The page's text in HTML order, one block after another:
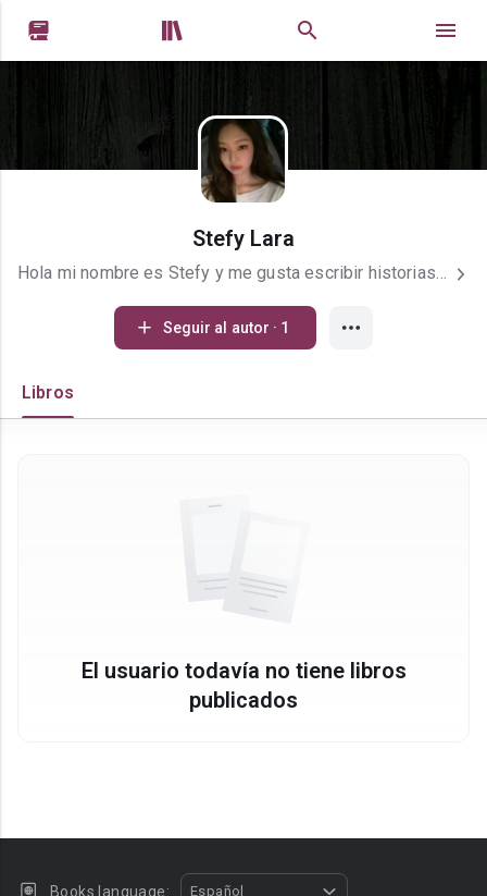
 
Stefy Lara
Hola mi nombre es Stefy y me gusta escribir historias de romance y acción; hasta el momento solo me he dedicado a escribir fanfics, pero pronto estaré publicando mi primera novela juvenil.
Seguir al autor · 1
Libros
El usuario todavía no tiene libros
publicados
Books language: Español